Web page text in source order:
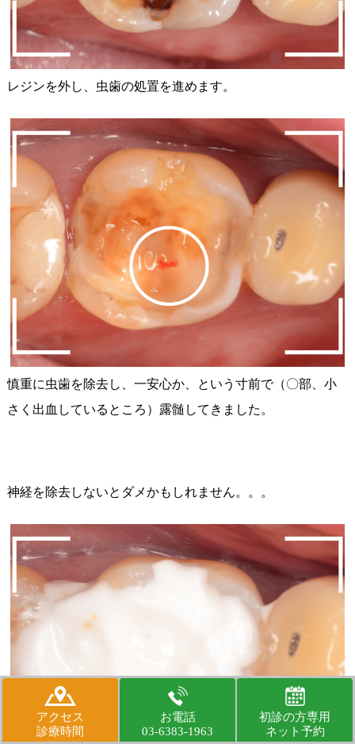
レジンを外し、虫歯の処置を進めます。
慎重に虫歯を除去し、一安心か、という寸前で（〇部、小
さく出血しているところ）露髄してきました。
神経を除去しないとダメかもしれません。。。
アクセス
診療時間
お電話
03-6383-1963
初診の方専用
ネット予約